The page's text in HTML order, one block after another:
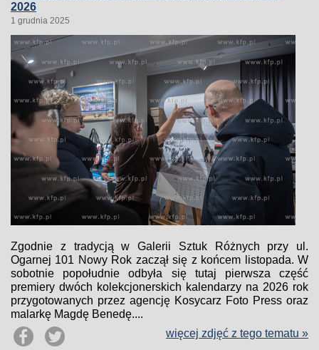
2026
1 grudnia 2025
Zgodnie z tradycją w Galerii Sztuk Różnych przy ul.
Ogarnej 101 Nowy Rok zaczął się z końcem listopada. W
sobotnie popołudnie odbyła się tutaj pierwsza część
premiery dwóch kolekcjonerskich kalendarzy na 2026 rok
przygotowanych przez agencję Kosycarz Foto Press oraz
malarkę Magdę Benedę....
więcej zdjęć z tego tematu »